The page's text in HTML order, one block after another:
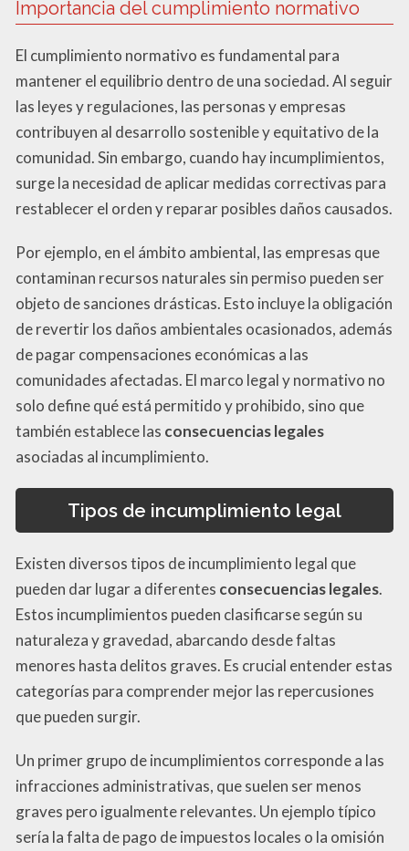
Importancia del cumplimiento normativo
El cumplimiento normativo es fundamental para
mantener el equilibrio dentro de una sociedad. Al seguir
las leyes y regulaciones, las personas y empresas
contribuyen al desarrollo sostenible y equitativo de la
comunidad. Sin embargo, cuando hay incumplimientos,
surge la necesidad de aplicar medidas correctivas para
restablecer el orden y reparar posibles daños causados.
Por ejemplo, en el ámbito ambiental, las empresas que
contaminan recursos naturales sin permiso pueden ser
objeto de sanciones drásticas. Esto incluye la obligación
de revertir los daños ambientales ocasionados, además
de pagar compensaciones económicas a las
comunidades afectadas. El marco legal y normativo no
solo define qué está permitido y prohibido, sino que
también establece las consecuencias legales
asociadas al incumplimiento.
Tipos de incumplimiento legal
Existen diversos tipos de incumplimiento legal que
pueden dar lugar a diferentes consecuencias legales.
Estos incumplimientos pueden clasificarse según su
naturaleza y gravedad, abarcando desde faltas
menores hasta delitos graves. Es crucial entender estas
categorías para comprender mejor las repercusiones
que pueden surgir.
Un primer grupo de incumplimientos corresponde a las
infracciones administrativas, que suelen ser menos
graves pero igualmente relevantes. Un ejemplo típico
sería la falta de pago de impuestos locales o la omisión